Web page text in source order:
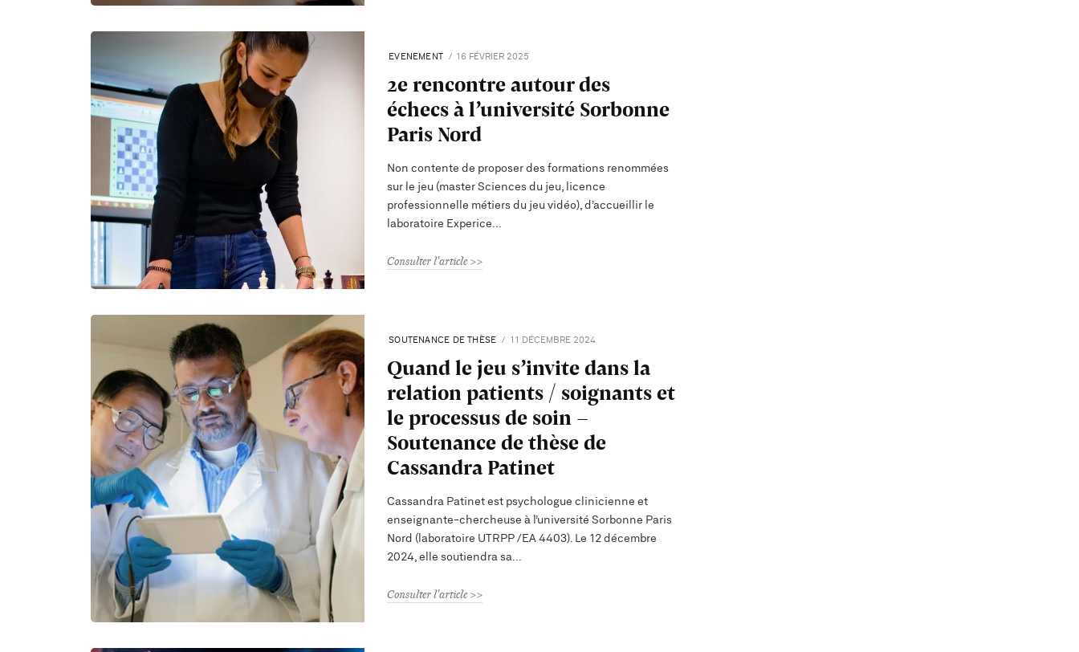
EVENEMENT 16 FÉVRIER 2025
2e rencontre autour des
échecs à l’université Sorbonne
Paris Nord
Non contente de proposer des formations renommées
sur le jeu (master Sciences du jeu, licence
professionnelle métiers du jeu vidéo), d’accueillir le
laboratoire Experice
Consulter l'article
SOUTENANCE DE THÈSE 11 DÉCEMBRE 2024
Quand le jeu s’invite dans la
relation patients / soignants et
le processus de soin –
Soutenance de thèse de
Cassandra Patinet
Cassandra Patinet est psychologue clinicienne et
enseignante-chercheuse à l’université Sorbonne Paris
Nord (laboratoire UTRPP /EA 4403). Le 12 décembre
2024, elle soutiendra sa
Consulter l'article